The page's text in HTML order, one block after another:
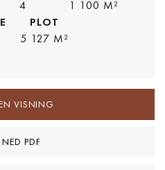
4
1 100 M²
PLOT
5 127 M²
EN VISNING
NED PDF